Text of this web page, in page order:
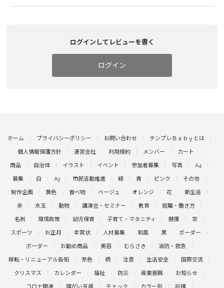
ログインしてレビューを書く
ログイン
ホーム プライバシーポリシー お問い合わせ テンプレＢａｂｙとは
個人情報保護方針 運営会社 利用規約 メンバー カート
商品 自治体 イラスト イベント 参加者募集 写真 A4
募集 白 A3 市民活動推進 緑 青 ピンク その他
制作企画 黄色 食べ物 ベージュ オレンジ 花 新生活
赤 水玉 動物 講演会・セミナー 教育 就職・働き方
名刺 環境政策 幼児保育 子育て・マタニティ 健康 空
スポーツ お正月 年賀状 人材募集 和風 黒 ボーダー
ボーダー お勧め商品 美容 むらさき 消防・救急
移転・リニューアル告知 茶色 柄 注意 生活安全 国際交流
クリスマス カレンダー 福祉 防災 産業振興 お知らせ